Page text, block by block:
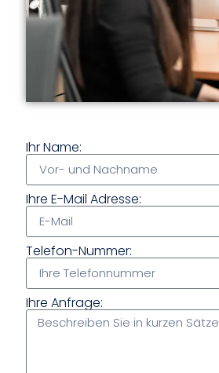
Ihr Name:
Ihre E-Mail Adresse:
Telefon-Nummer:
Ihre Anfrage: